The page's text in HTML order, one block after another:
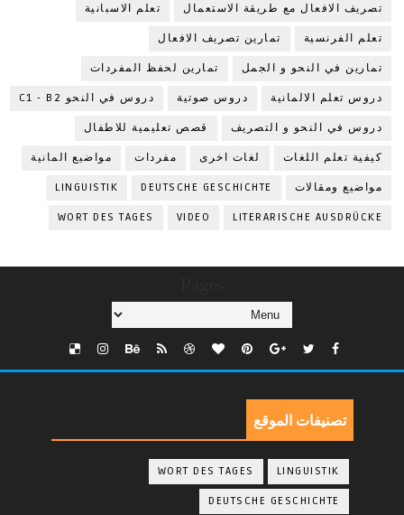
تصريف الافعال مع طريقة الاستعمال تعلم الاسبانية
تعلم الفرنسية تمارين تصريف الافعال
تمارين في النحو و الجمل تمارين لحفظ المفردات
دروس تعلم الالمانية دروس صوتية دروس في النحو C1 - B2
دروس في النحو و التصريف قصص تعليمية للاطفال
كيفية تعلم اللغات لغات اخرى مفردات مواضيع المانية
مواضيع ومقالات DEUTSCHE GESCHICHTE
LINGUISTIK
LITERARISCHE AUSDRÜCKE
VIDEO
WORT DES TAGES
تصنيفات الموقع
LINGUISTIK
WORT DES TAGES
DEUTSCHE GESCHICHTE